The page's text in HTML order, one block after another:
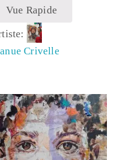
Vue Rapide
Crivelle